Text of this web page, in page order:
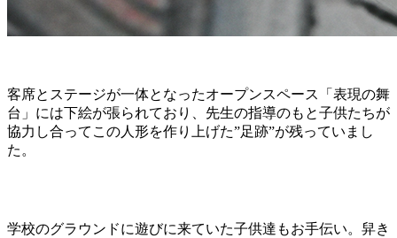
客席とステージが一体となったオープンスペース「表現の舞
台」には下絵が張られており、先生の指導のもと子供たちが
協力し合ってこの人形を作り上げた”足跡”が残っていまし
た。
学校のグラウンドに遊びに来ていた子供達もお手伝い。舁き